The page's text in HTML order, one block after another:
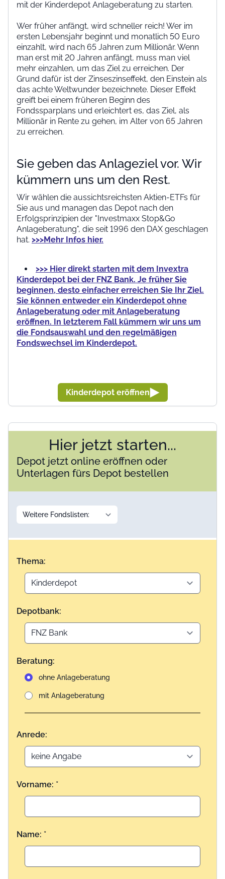
mit der Kinderdepot Anlageberatung zu starten.
Wer früher anfängt, wird schneller reich! Wer im
ersten Lebensjahr beginnt und monatlich 50 Euro
einzahlt, wird nach 65 Jahren zum Millionär. Wenn
man erst mit 20 Jahren anfängt, muss man viel
mehr einzahlen, um das Ziel zu erreichen. Der
Grund dafür ist der Zinseszinseffekt, den Einstein als
das achte Weltwunder bezeichnete. Dieser Effekt
greift bei einem früheren Beginn des
Fondssparplans und erleichtert es, das Ziel, als
Millionär in Rente zu gehen, im Alter von 65 Jahren
zu erreichen.
Sie geben das Anlageziel vor. Wir
kümmern uns um den Rest.
Wir wählen die aussichtsreichsten Aktien-ETFs für
Sie aus und managen das Depot nach den
Erfolgsprinzipien der "Investmaxx Stop&Go
Anlageberatung", die seit 1996 den DAX geschlagen
hat. >>>Mehr Infos hier.
>>> Hier direkt starten mit dem Invextra
Kinderdepot bei der FNZ Bank. Je früher Sie
beginnen, desto einfacher erreichen Sie Ihr Ziel.
Sie können entweder ein Kinderdepot ohne
Anlageberatung oder mit Anlageberatung
eröffnen. In letzterem Fall kümmern wir uns um
die Fondsauswahl und den regelmäßigen
Fondswechsel im Kinderdepot.
Kinderdepot eröffnen
Hier jetzt starten...
Depot jetzt online eröffnen oder
Unterlagen fürs Depot bestellen
Thema:
Depotbank:
Beratung:
ohne Anlageberatung
mit Anlageberatung
Anrede:
Vorname: *
Name: *